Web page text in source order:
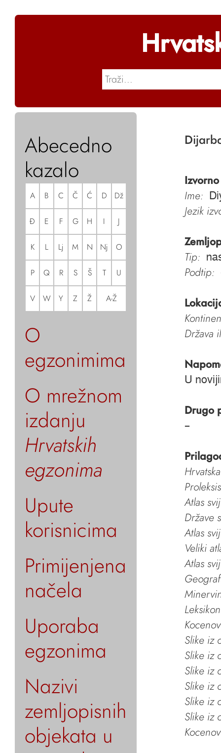
Abecedno
kazalo
A B C Č Ć D Dž
Đ E F G H I J
K L Lj M N Nj O
P Q R S Š T U
V W Y Z Ž A-Ž
O
egzonimima
O mrežnom
izdanju
Hrvatskih
egzonima
Upute
korisnicima
Primijenjena
načela
Uporaba
egzonima
Nazivi
zemljopisnih
objekata u
Ime:
Jezik
Tip:
Podtip:
Država
U
Drugo
–
Atlas
Države
Atlas
Veliki
Atlas
Slike iz
Slike iz
Slike iz
Slike iz
Slike iz
Slike iz